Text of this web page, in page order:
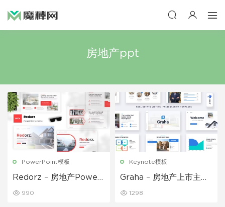
房地产ppt
PowerPoint模板
Redorz – 房地产Power
990
Keynote模板
Graha – 房地产上市主题
1298